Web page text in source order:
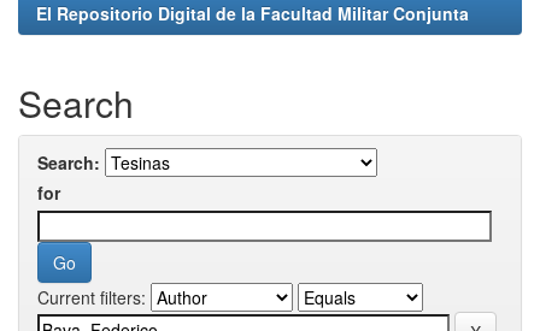
El Repositorio Digital de la Facultad Militar Conjunta
Search
Search:
for
Current filters: